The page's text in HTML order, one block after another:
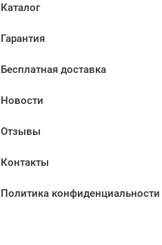
Каталог
Гарантия
Бесплатная доставка
Новости
Отзывы
Контакты
Политика конфиденциальности